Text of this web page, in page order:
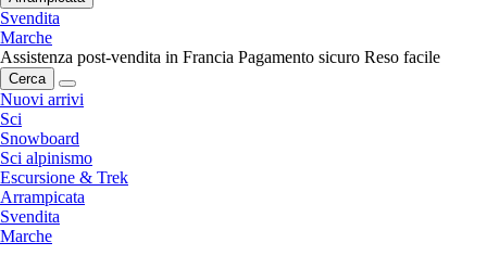
Svendita
Marche
Assistenza post-vendita in Francia Pagamento sicuro Reso facile
Cerca
Nuovi arrivi
Sci
Snowboard
Sci alpinismo
Escursione & Trek
Arrampicata
Svendita
Marche